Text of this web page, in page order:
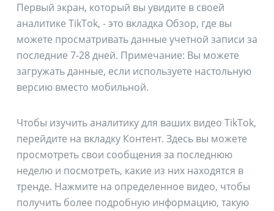
Первый экран, который вы увидите в своей
аналитике TikTok, - это вкладка Обзор, где вы
можете просматривать данные учетной записи за
последние 7-28 дней. Примечание: Вы можете
загружать данные, если используете настольную
версию вместо мобильной.
Чтобы изучить аналитику для ваших видео TikTok,
перейдите на вкладку Контент. Здесь вы можете
просмотреть свои сообщения за последнюю
неделю и посмотреть, какие из них находятся в
тренде. Нажмите на определенное видео, чтобы
получить более подробную информацию, такую